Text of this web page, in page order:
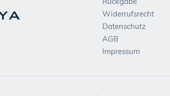
Widerrufsrecht
Datenschutz
AGB
Impressum